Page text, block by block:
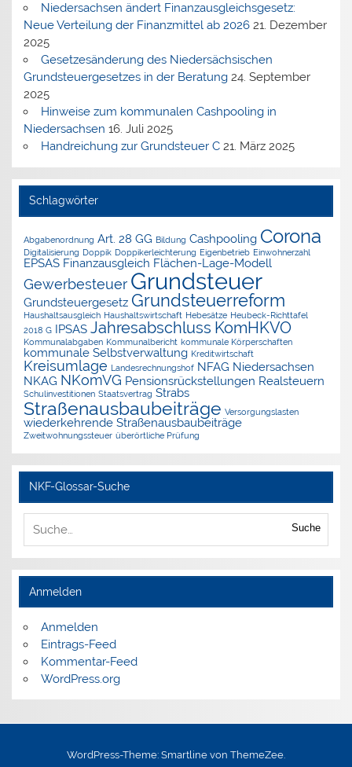
Niedersachsen ändert Finanzausgleichsgesetz:
Neue Verteilung der Finanzmittel ab 2026 21. Dezember
2025
Gesetzesänderung des Niedersächsischen
Grundsteuergesetzes in der Beratung 24. September
2025
Hinweise zum kommunalen Cashpooling in
Niedersachsen 16. Juli 2025
Handreichung zur Grundsteuer C 21. März 2025
Schlagwörter
Abgabenordnung Art. 28 GG Bildung Cashpooling Corona
Digitalisierung Doppik Doppikerleichterung Eigenbetrieb Einwohnerzahl
EPSAS Finanzausgleich Flächen-Lage-Modell
Gewerbesteuer Grundsteuer
Grundsteuergesetz Grundsteuerreform
Haushaltsausgleich Haushaltswirtschaft Hebesätze Heubeck-Richttafel
2018 G IPSAS Jahresabschluss KomHKVO
Kommunalabgaben Kommunalbericht kommunale Körperschaften
kommunale Selbstverwaltung Kreditwirtschaft
Kreisumlage Landesrechnungshof NFAG Niedersachsen
NKAG NKomVG Pensionsrückstellungen Realsteuern
Schulinvestitionen Staatsvertrag Strabs
Straßenausbaubeiträge Versorgungslasten
wiederkehrende Straßenausbaubeiträge
Zweitwohnungssteuer überörtliche Prüfung
NKF-Glossar-Suche
Suche
Anmelden
Anmelden
Eintrags-Feed
Kommentar-Feed
WordPress.org
WordPress-Theme: Smartline von ThemeZee.